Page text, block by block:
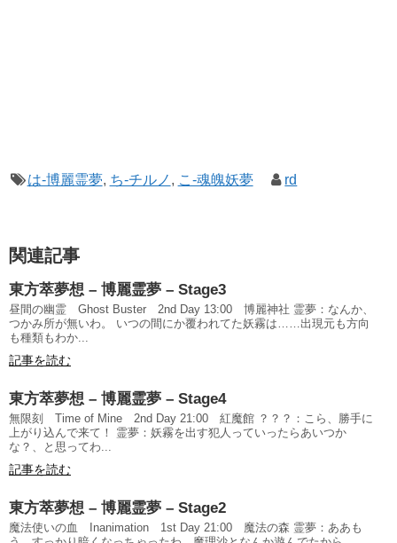
は-博麗霊夢, ち-チルノ , こ-魂魄妖夢 rd
関連記事
東方萃夢想 – 博麗霊夢 – Stage3
昼間の幽霊 Ghost Buster 2nd Day 13:00 博麗神社 霊夢：なんか、
つかみ所が無いわ。 いつの間にか覆われてた妖霧は……出現元も方向
も種類もわか...
記事を読む
東方萃夢想 – 博麗霊夢 – Stage4
無限刻 Time of Mine 2nd Day 21:00 紅魔館 ？？？：こら、勝手に
上がり込んで来て！ 霊夢：妖霧を出す犯人っていったらあいつか
な？、と思ってわ...
記事を読む
東方萃夢想 – 博麗霊夢 – Stage2
魔法使いの血 Inanimation 1st Day 21:00 魔法の森 霊夢：ああも